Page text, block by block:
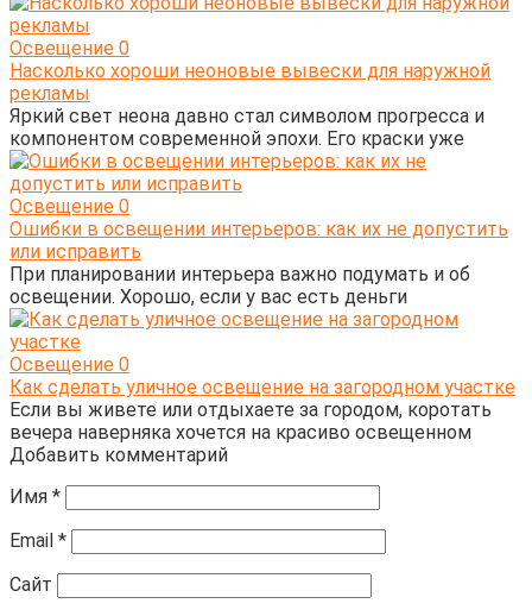
Освещение 0
Насколько хороши неоновые вывески для наружной
рекламы
Яркий свет неона давно стал символом прогресса и
компонентом современной эпохи. Его краски уже
Освещение 0
Ошибки в освещении интерьеров: как их не допустить
или исправить
При планировании интерьера важно подумать и об
освещении. Хорошо, если у вас есть деньги
Освещение 0
Как сделать уличное освещение на загородном участке
Если вы живете или отдыхаете за городом, коротать
вечера наверняка хочется на красиво освещенном
Добавить комментарий
Имя *
Email *
Сайт